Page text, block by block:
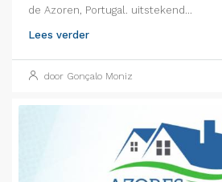
de Azoren, Portugal. uitstekend...
Lees verder
door Gonçalo Moniz